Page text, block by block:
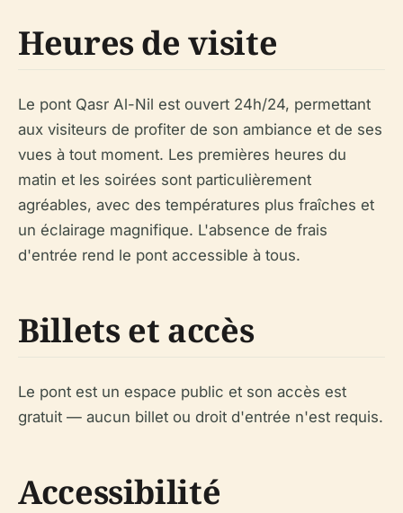
Heures de visite
Le pont Qasr Al-Nil est ouvert 24h/24, permettant
aux visiteurs de profiter de son ambiance et de ses
vues à tout moment. Les premières heures du
matin et les soirées sont particulièrement
agréables, avec des températures plus fraîches et
un éclairage magnifique. L'absence de frais
d'entrée rend le pont accessible à tous.
Billets et accès
Le pont est un espace public et son accès est
gratuit — aucun billet ou droit d'entrée n'est requis.
Accessibilité